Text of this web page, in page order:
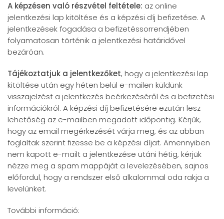
A képzésen való részvétel feltétele: az online
jelentkezési lap kitöltése és a képzési díj befizetése. A
jelentkezések fogadása a befizetéssorrendjében
folyamatosan történik a jelentkezési határidővel
bezáróan.
Tájékoztatjuk a jelentkezőket, hogy a jelentkezési lap
kitöltése után egy héten belül e-mailen küldünk
visszajelzést a jelentkezés beérkezéséről és a befizetési
információkról. A képzési díj befizetésére ezután lesz
lehetőség az e-mailben megadott időpontig. Kérjük,
hogy az email megérkezését várja meg, és az abban
foglaltak szerint fizesse be a képzési díjat. Amennyiben
nem kapott e-mailt a jelentkezése utáni hétig, kérjük
nézze meg a spam mappáját a levelezésében, sajnos
előfordul, hogy a rendszer első alkalommal oda rakja a
levelünket.
További információ: